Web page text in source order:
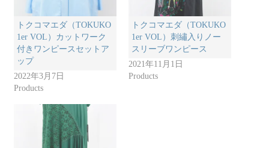
トクコマエダ（TOKUKO
1er VOL）カットワーク
付きワンピースセットア
ップ
2022年3月7日
Products
トクコマエダ（TOKUKO
1er VOL）刺繡入りノー
スリーブワンピース
2021年11月1日
Products